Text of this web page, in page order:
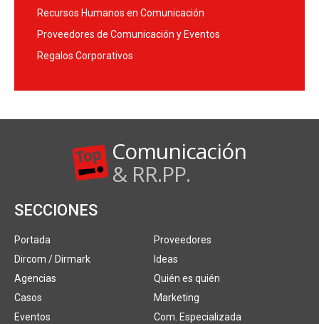
Recursos Humanos en Comunicación
Proveedores de Comunicación y Eventos
Regalos Corporativos
Comunicación
& RR.PP.
SECCIONES
Portada
Dircom / Dirmark
Agencias
Casos
Eventos
Proveedores
Ideas
Quién es quién
Marketing
Com. Especializada